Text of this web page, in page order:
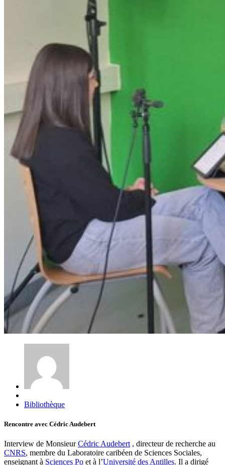
Bibliothèque
Rencontre avec Cédric Audebert
Interview de MonsieurCédric Audebert , directeur de recherche au
CNRS, membre du Laboratoire caribéen de Sciences Sociales,
enseignant à Sciences Po et à l’Université des Antilles. Il a dirigé